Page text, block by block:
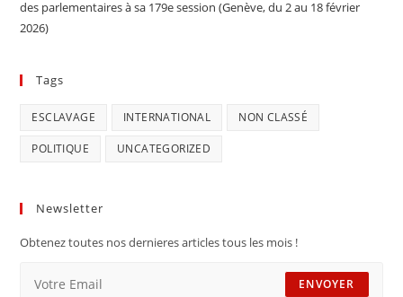
des parlementaires à sa 179e session (Genève, du 2 au 18 février
2026)
Tags
ESCLAVAGE INTERNATIONAL NON CLASSÉ
POLITIQUE UNCATEGORIZED
Newsletter
Obtenez toutes nos dernieres articles tous les mois !
ENVOYER